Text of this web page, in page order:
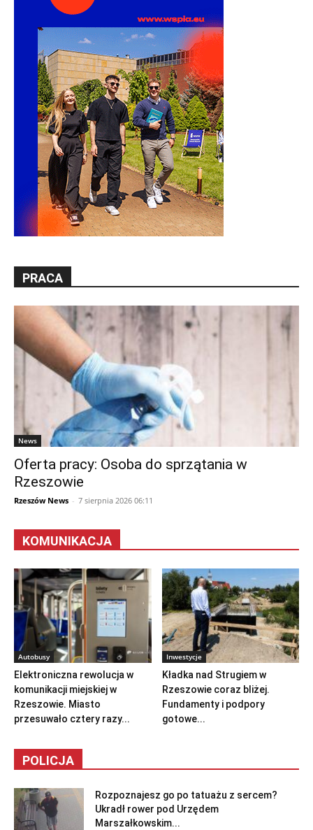
PRACA
News
Oferta pracy: Osoba do sprzątania w
Rzeszowie
Rzeszów News - 7 sierpnia 2026 06:11
KOMUNIKACJA
Autobusy
Elektroniczna rewolucja w
komunikacji miejskiej w
Rzeszowie. Miasto
przesuwało cztery razy...
Inwestycje
Kładka nad Strugiem w
Rzeszowie coraz bliżej.
Fundamenty i podpory
gotowe...
POLICJA
Rozpoznajesz go po tatuażu z sercem?
Ukradł rower pod Urzędem
Marszałkowskim...